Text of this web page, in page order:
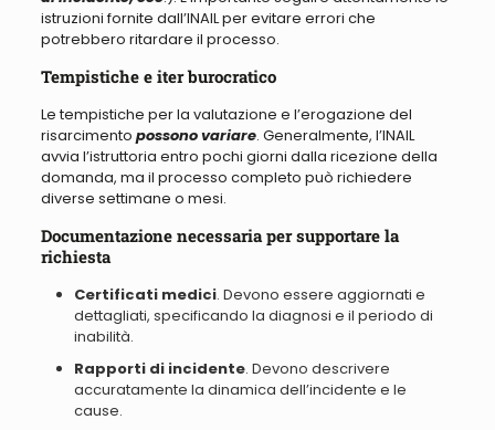
istruzioni fornite dall’INAIL per evitare errori che
potrebbero ritardare il processo.
Tempistiche e iter burocratico
Le tempistiche per la valutazione e l’erogazione del
risarcimento possono variare. Generalmente, l’INAIL
avvia l’istruttoria entro pochi giorni dalla ricezione della
domanda, ma il processo completo può richiedere
diverse settimane o mesi.
Documentazione necessaria per supportare la
richiesta
Certificati medici. Devono essere aggiornati e
dettagliati, specificando la diagnosi e il periodo di
inabilità.
Rapporti di incidente. Devono descrivere
accuratamente la dinamica dell’incidente e le
cause.